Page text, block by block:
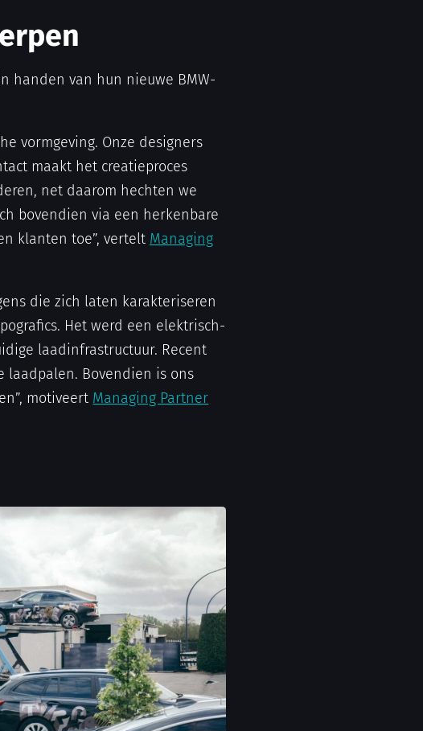
handen van hun nieuwe BMW-
vormgeving. Onze designers
maakt het creatieproces
net daarom hechten we
bovendien via een herkenbare
klanten toe”, vertelt Managing
die zich laten karakteriseren
Het werd een elektrisch-
laadinfrastructuur. Recent
laadpalen. Bovendien is ons
motiveert Managing Partner